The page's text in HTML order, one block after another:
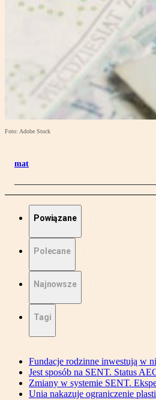
Foto: Adobe Stock
mat
Powiązane
Polecane
Najnowsze
Tagi
Fundacje rodzinne inwestują w
Jest sposób na SENT. Status
Zmiany w systemie SENT.
Unia nakazuje ograniczenie